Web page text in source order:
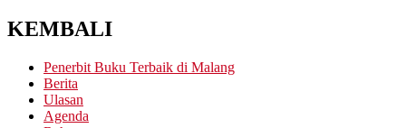
KEMBALI
Penerbit Buku Terbaik di Malang
Berita
Ulasan
Agenda